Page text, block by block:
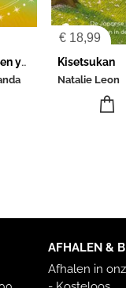
Autobiografie van een yogi
€ 18,99
Kisetsukan
Natalie Leon
AFHALEN &
Afhalen in